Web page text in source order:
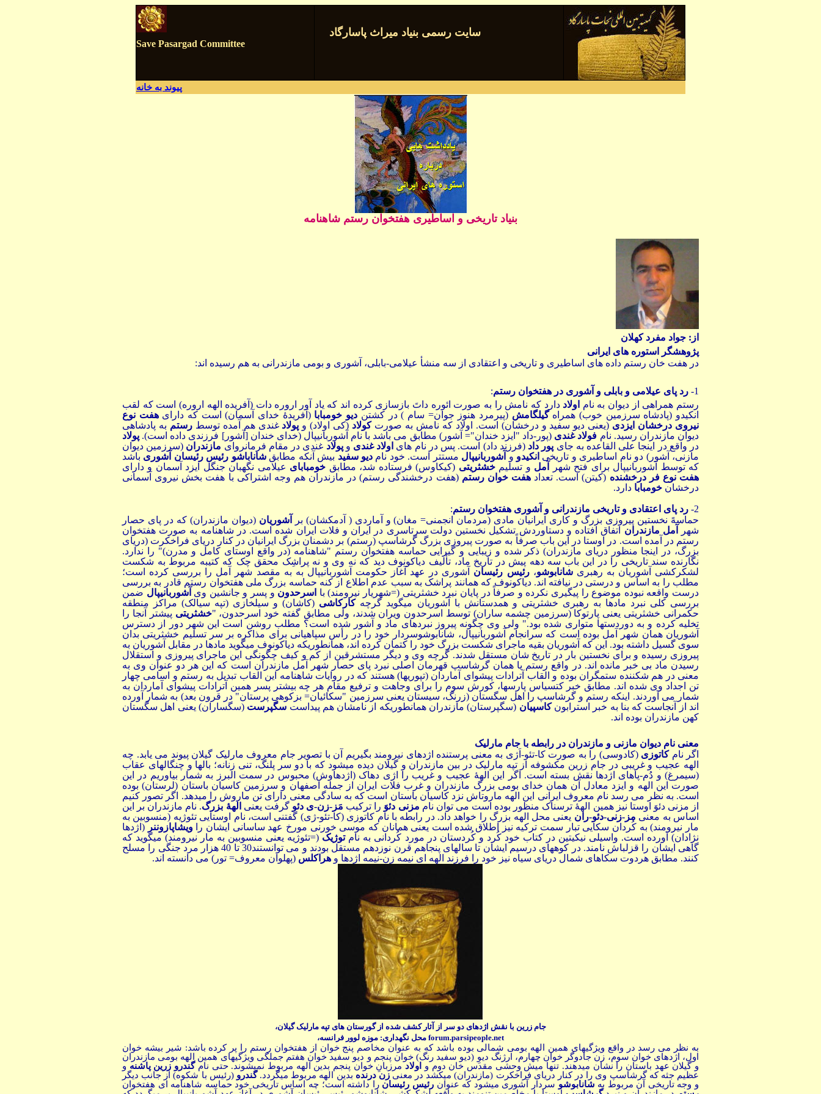
Save Pasargad Committee
سایت رسمی بنیاد میراث پاسارگاد
پيوند به خانه
بنیاد تاریخی و اساطیری هفتخوان رستم شاهنامه
از: جواد مفرد کهلان
پژوهشگر استوره های ایرانی
در هفت خان رستم داده های اساطیری و تاریخی و اعتقادی از سه منشأ عیلامی-بابلی، آشوری و بومی مازندرانی به هم رسیده اند:
1
- رد پای عیلامی و بابلی و آشوری در هفتخوان رستم:
رستم همراهی از دیوان به نام اولاد دارد که نامش را به صورت ائوره داتَ بازسازی کرده اند که یاد آور اروره دات (آفریده الهه اروره) است که لقب
انکیدو (پادشاه سرزمین خوب) همراهگیلگامش (پیرمرد هنوز جوان= سام ) در کشتن دیو خومبابا (آفریدۀ خدای آسمان) است که دارایهفت نوع
نیروی درخشان ایزدی (یعنی دیو سفید و درخشان) است. اولاد که نامش به صورتکولاد (کی اولاد) و پولاد غندی هم آمده توسطرستم به پادشاهی
دیوان مازندران رسید. نام فولاد غندی (پور-داد "ایزد خندان"= آشور) مطابق می باشد با نام آشوربانیپال (خدای خندان [آشور] فرزندی داده است). پولاد
در واقع در اینجا علی القاعده به جای پور داد (فرزند داد) است. پس در نام های اولاد غندی وپولاد غندی در مقام فرمانروای مازندران (سرزمین دیوان
مازنی، آشور) دو نام اساطیری و تاریخی انکیدو و آشوربانیپال مستتر است. خود نامدیو سفید بیش آنکه مطابقشاناباشو رئیس رئیسان آشوری باشد
که توسط آشوربانیپال برای فتح شهر
آمل و تسلیمخشثریتی (کیکاوس) فرستاده شد، مطابق خومبابای عیلامی نگهبان جنگل ایزد آسمان و دارای
هفت نوع فر درخشنده (کیتن) است. تعداد هفت خوان رستم (هفت درخشندگی رستم) در مازندران هم وجه اشتراکی با هفت بخش نیروی آسمانی
درخشان خومبابا دارد.
2
- رد پای اعتقادی و تاریخی مازندرانی و آشوری هفتخوان رستم:
حماسهً نخستین پیروزی بزرگ و کاری ایرانیان مادی (مردمان انجمنی= مغان) و آماردی ( آدمکشان) بر
آشوریان (دیوان مازندران) که در پای حصار
شهر
آمل مازندران اتفاق افتاده و دستاوردش تشکیل نخستین دولت سرتاسری در ایران و فلات ایران شده است. در شاهنامه به صورت هفتخوان
رستم در آمده است. در اوستا در این باب صرفاً به صورت پیروزی بزرگ گرشاسپ (رستم) بر دشمنان بزرگ ایرانیان در کنار دریای فراخکرت (دریای
بزرگ، در اینجا منظور دریای مازندران) ذکر شده و زیبایی و گیرایی حماسه هفتخوان رستم "شاهنامه (در واقع اوستای کامل و مدرن)" را ندارد.
نگارنده سند تاریخی را در این باب سه دهه پیش در تاریخ ماد، تألیف دیاکونوف دید که نه وی و نه پراشِک محقق چک که کتیبه مربوط به شکست
لشکرکشی آشوریان به رهبریشانابوشو،رئیس رئیسان آشوری در عهد آغاز حکومت آشوربانیپال به به مقصد شهر آمل را بررسی کرده است؛
مطلب را به اساس و درستی در نیافته اند. دیاکونوف که همانند پراشک به سبب عدم اطلاع از کنه حماسه بزرگ ملی هفتخوان رستم قادر به بررسی
درست واقعه نبوده موضوع را پیگیری نکرده و صرفاً در پایان نبرد خشثریتی (=شهریار نیرومند) با اسرحدون و پسر و جانشین وی آشوربانیپال ضمن
بررسی کلی نبرد مادها به رهبری خشثریتی و همدستانش با آشوریان میگوید گرچهکارکاشی (کاشان) و سیلخازی (تپه سیالک) مراکز منطقه
حکمرانی خشثریتی یعنی پارتوکا (سرزمین چشمه ساران) توسط اسرحدون ویران شدند، ولی مطابق گفته خود اسرحدون، "خشثریتی پیشتر آنجا را
تخلیه کرده و به دوردستها متواری شده بود." ولی وی چگونه پیروز نبردهای ماد و آشور شده است؟ مطلب روشن است این شهر دور از دسترس
آشوریان همان شهر آمل بوده است که سرانجام آشوربانیپال، شانابوشوسردار خود را در رأس سپاهیانی برای مذاکره بر سر تسلیم خشثریتی بدان
سوی گسیل داشته بود. این که آشوریان بقیه ماجرای شکست بزرگ خود را کتمان کرده اند، همانطوریکه دیاکونوف میگوید مادها در مقابل آشوریان به
پیروزی رسیده و برای نخستین بار در تاریخ شان مستقل شدند. گرچه وی و دیگر مستشرقین از کم و کیف چگونگی این ماجرای پیروزی و استقلال
رسیدن ماد بی خبر مانده اند. در واقع رستم یا همان گرشاسپ قهرمان اصلی نبرد پای حصار شهر آمل مازندران است که این هر دو عنوان وی به
معنی در هم شکننده ستمگران بوده و القاب آترادات پیشوای آماردان (تپوریها) هستند که در روایات شاهنامه این القاب تبدیل به رستم و اسامی چهار
تن اجداد وی شده اند. مطابق خبر کتسیاس پارسها، کورش سوم را برای وجاهت و ترفیع مقام هر چه بیشتر پسر همین آترادات پیشوای آماردان به
شمار می آوردند. اینکه رستم و گرشاسپ را اهل سگستان (زرنگ، سیستان یعنی سرزمین "سکائیان= بزکوهی پرستان" در قرون بعد) به شمار آورده
اند از آنجاست که بنا به خبر استرابونکاسپیان (سگپرستان) مازندران همانطوریکه از نامشان هم پیداست سگپرست (سگساران) یعنی اهل سگستان
کهن مازندران بوده اند.
معنی نام دیوان مازنی و مازندران در رابطه با جام مارلیک
اگر نامکاتوزی(کادوسی) را به صورت کا-تئو-اَژی به معنی پرستنده اژدهای نیرومند بگیریم آن با تصویر جام معروف مارلیک گیلان پیوند می یابد. چه
الهه عجیب و غریبی در جام زرین مکشوفه از تپه مارلیک در بین مازندران و گیلان دیده میشود که با دو سر پلنگ، تنی زنانه؛ بالها و چنگالهای عقاب
(سیمرغ) و دُم-پاهای اژدها نقش بسته است. اگر این الهۀ عجیب و غریب را اژی دهاک (اژدهاوش) محبوس در سمت البرز به شمار بیاوریم در این
صورت این الهه و ایزد معادل آن همان خدای بومی بزرگ مازندران و غرب فلات ایران از جمله اصفهان و سرزمین کاسیان باستان (لرستان) بوده
است. به نظر می رسد نام معروف ایرانی این الهه ماروتاش نزد کاسیان باستان است که به سادگی معنی دارای تن ماروش را میدهد. اگر تصور کنیم
از مزنی دئوَ اوستا نیز همین الهۀ ترسناک منظور بوده است می توان نام مزنی دئوَ را ترکیب مَز-زن-ی دئو گرفت یعنی الهۀ بزرگ. نام مازندران بر این
اساس به معنی مز-زنی-دئو-ران یعنی محل الهه بزرگ را خواهد داد. در رابطه با نام کاتوزی (کا-تئو-ژی) گفتنی است، نام اوستایی تئوژیه (منسوبین به
مار نیرومند) به کُردان سکایی تبار سمت ترکیه نیز اطلاق شده است یعنی همانان که موسی خورنی مورخ عهد ساسانی ایشان راویشاپازوننر (اژدها
نژادان) آورده است. واسیلی نیکیتین در کتاب خود کُرد و کُردستان در مورد کُردانی به نامتوژیک (=تئوژیه یعنی منسوبین به مار نیرومند) میگوید که
گاهی ایشان را قزلباش نامند. در کوههای درسیم ایشان تا سالهای پنجاهم قرن نوزدهم مستقل بودند و می توانستند30 تا 40 هزار مرد جنگی را مسلح
کنند. مطابق هردوت سکاهای شمال دریای سیاه نیز خود را فرزند الهه ای نیمه زن-نیمه اژدها و هراکلس (پهلوان معروف= تور) می دانسته اند.
جام زرین با نقش اژدهای دو سر از آثار کشف شده از گورستان های تپه مارلیک گیلان،
forum.parsipeople.net محل نگهداری: موزه لوور فرانسه،
به نظر می رسد در واقع ویژگیهای همین الهه بومی شمالی بوده باشد که به عنوان مخاصم پنج خوان از هفتخوان رستم را پر کرده باشد: شیر بیشه خوان
اول، اژدهای خوان سوم، زن جادوگر خوان چهارم، ارژنگ دیوِ (دیو سفید رنگ) خوان پنجم و دیو سفید خوان هفتم جملگی ویژگیهای همین الهه بومی مازندران
و گیلان عهد باستان را نشان میدهند. تنها میش وحشی مقدس خان دوم و
اولاد مرزبانِ خوان پنجم بدین الهه مربوط نمیشوند. حتی نامگندرو زرین پاشنه و
عظیم جثه که گرشاسپ وی را در کنار دریای فراخکرت (مازندران) میکشد در معنیزن درنده بدین الهه مربوط میگردد.گندرو (رئیس با شکوه) از جانب دیگر
و وجه تاریخی آن مربوط به شانابوشو سردار آشوری میشود که عنوان رئیس رئیسان را داشته است؛ چه اساس تاریخی خود حماسه شاهنامه ای هفتخوان